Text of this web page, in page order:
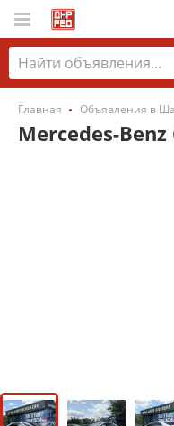
Главная Объявления в
Mercedes-Benz